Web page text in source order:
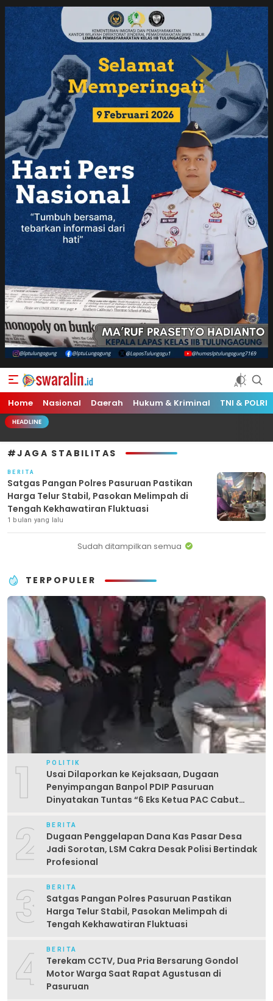
Swara Lin
Independent, Tajam & Profesional
Home Nasional Daerah Hukum & Kriminal TNI & POLRI
HEADLINE
#JAGA STABILITAS
BERITA
Satgas Pangan Polres Pasuruan Pastikan
Harga Telur Stabil, Pasokan Melimpah di
Tengah Kekhawatiran Fluktuasi
1 bulan yang lalu
Sudah ditampilkan semua
TERPOPULER
1 POLITIK
Usai Dilaporkan ke Kejaksaan, Dugaan
Penyimpangan Banpol PDIP Pasuruan
Dinyatakan Tuntas “6 Eks Ketua PAC Cabut
2 BERITA
Dugaan Penggelapan Dana Kas Pasar Desa
Jadi Sorotan, LSM Cakra Desak Polisi Bertindak
Profesional
3 BERITA
Satgas Pangan Polres Pasuruan Pastikan
Harga Telur Stabil, Pasokan Melimpah di
Tengah Kekhawatiran Fluktuasi
4 BERITA
Terekam CCTV, Dua Pria Bersarung Gondol
Motor Warga Saat Rapat Agustusan di
Pasuruan